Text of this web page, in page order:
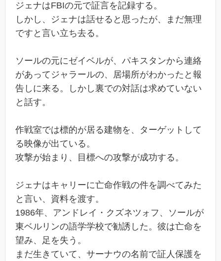
ジェナはFBIの元で証言を記録する。
しかし、ジェナは話せると思ったが、まだ無理
ですと言い立ち去る。
ソールの元にゼイベルが、パキスタンから連絡
があってジャラールの、居場所がわかったと報
告しに来る。しかし裏での対話は求めていない
と話す。
作戦室では標的が居る建物を、ターゲットして
る映像が出ている。
攻撃が始まり、目標への攻撃が成功する。
ジェナはキャリーに亡命作戦の件を調べてみた
と言い、資料を渡す。
1986年、アンドレイ・クズネツォフ、ソールが
東ベルリンの語学学校で勧誘した。彼は亡命を
望み、足を失う。
まだ生きていて、サーナウの名前で証人保護を